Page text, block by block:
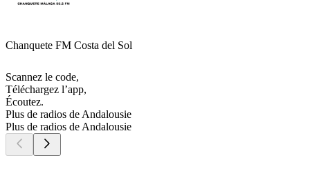
Chanquete FM Costa del Sol
Scannez le code,
Téléchargez l’app,
Écoutez.
Plus de radios de Andalousie
Plus de radios de Andalousie